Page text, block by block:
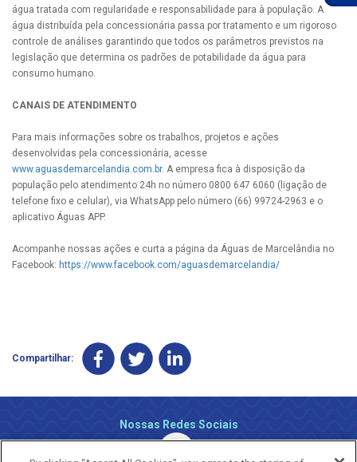
água tratada com regularidade e responsabilidade para à população. A
água distribuída pela concessionária passa por tratamento e um rigoroso
controle de análises garantindo que todos os parâmetros previstos na
legislação que determina os padrões de potabilidade da água para
consumo humano.
CANAIS DE ATENDIMENTO
Para mais informações sobre os trabalhos, projetos e ações
desenvolvidas pela concessionária, acesse
www.aguasdemarcelandia.com.br. A empresa fica à disposição da
população pelo atendimento 24h no número 0800 647 6060 (ligação de
telefone fixo e celular), via WhatsApp pelo número (66) 99724-2963 e o
aplicativo Águas APP.
Acompanhe nossas ações e curta a página da Águas de Marcelândia no
Facebook: https://www.facebook.com/aguasdemarcelandia/
Compartilhar:
Nossas Redes Sociais